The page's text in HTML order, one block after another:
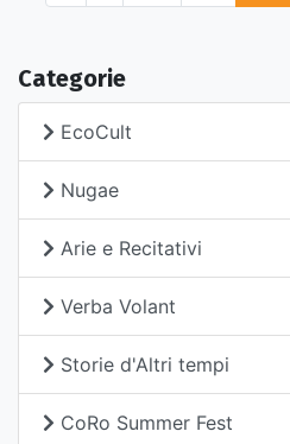
Categorie
EcoCult
Nugae
Arie e Recitativi
Verba Volant
Storie d'Altri tempi
CoRo Summer Fest